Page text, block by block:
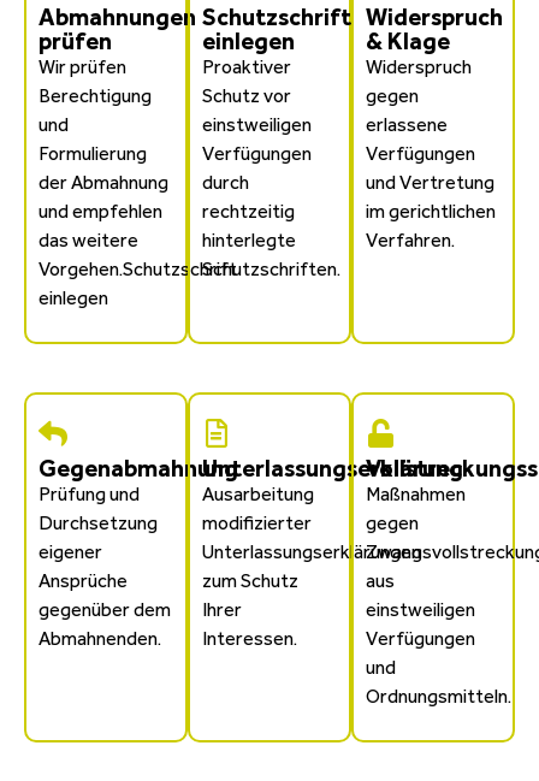
Abmahnungen
prüfen
Wir prüfen
Berechtigung
und
Formulierung
der Abmahnung
und empfehlen
das weitere
Vorgehen.Schutzschrift
einlegen
Schutzschrift
einlegen
Proaktiver
Schutz vor
einstweiligen
Verfügungen
durch
rechtzeitig
hinterlegte
Schutzschriften.
Widerspruch
& Klage
Widerspruch
gegen
erlassene
Verfügungen
und Vertretung
im gerichtlichen
Verfahren.
Gegenabmahnung
Prüfung und
Durchsetzung
eigener
Ansprüche
gegenüber dem
Abmahnenden.
Unterlassungserklärung
Ausarbeitung
modifizierter
Unterlassungserklärungen
zum Schutz
Ihrer
Interessen.
Maßnahmen
gegen
aus
einstweiligen
Verfügungen
und
Ordnungsmitteln.